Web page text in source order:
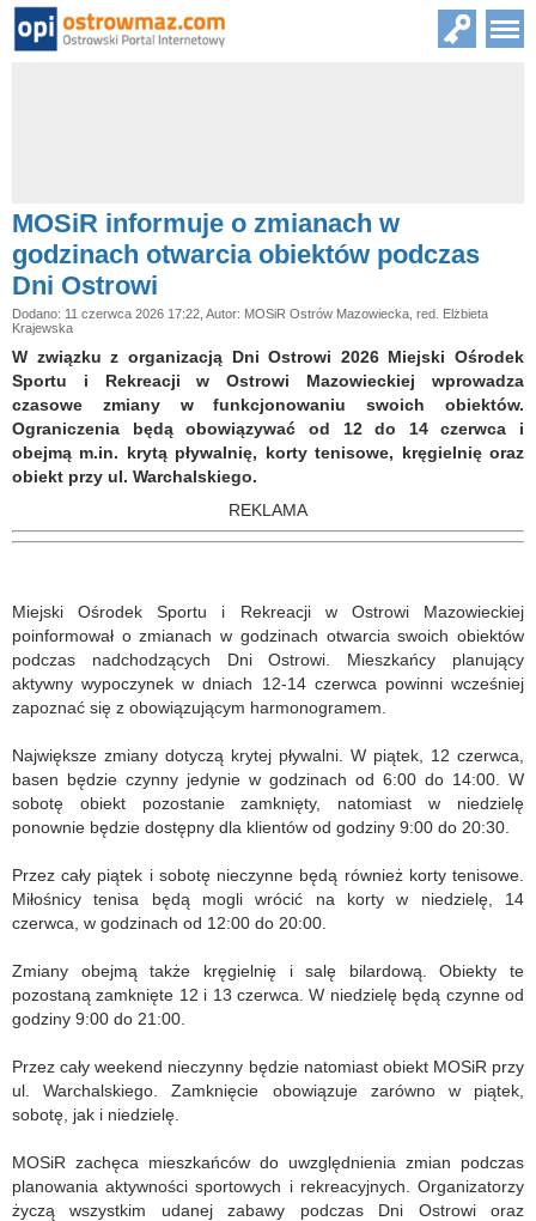
MOSiR informuje o zmianach w
godzinach otwarcia obiektów podczas
Dni Ostrowi
Dodano: 11 czerwca 2026 17:22, Autor: MOSiR Ostrów Mazowiecka, red. Elżbieta
Krajewska
W związku z organizacją Dni Ostrowi 2026 Miejski Ośrodek
Sportu i Rekreacji w Ostrowi Mazowieckiej wprowadza
czasowe zmiany w funkcjonowaniu swoich obiektów.
Ograniczenia będą obowiązywać od 12 do 14 czerwca i
obejmą m.in. krytą pływalnię, korty tenisowe, kręgielnię oraz
obiekt przy ul. Warchalskiego.
REKLAMA
Miejski Ośrodek Sportu i Rekreacji w Ostrowi Mazowieckiej
poinformował o zmianach w godzinach otwarcia swoich obiektów
podczas nadchodzących Dni Ostrowi. Mieszkańcy planujący
aktywny wypoczynek w dniach 12-14 czerwca powinni wcześniej
zapoznać się z obowiązującym harmonogramem.
Największe zmiany dotyczą krytej pływalni. W piątek, 12 czerwca,
basen będzie czynny jedynie w godzinach od 6:00 do 14:00. W
sobotę obiekt pozostanie zamknięty, natomiast w niedzielę
ponownie będzie dostępny dla klientów od godziny 9:00 do 20:30.
Przez cały piątek i sobotę nieczynne będą również korty tenisowe.
Miłośnicy tenisa będą mogli wrócić na korty w niedzielę, 14
czerwca, w godzinach od 12:00 do 20:00.
Zmiany obejmą także kręgielnię i salę bilardową. Obiekty te
pozostaną zamknięte 12 i 13 czerwca. W niedzielę będą czynne od
godziny 9:00 do 21:00.
Przez cały weekend nieczynny będzie natomiast obiekt MOSiR przy
ul. Warchalskiego. Zamknięcie obowiązuje zarówno w piątek,
sobotę, jak i niedzielę.
MOSiR zachęca mieszkańców do uwzględnienia zmian podczas
planowania aktywności sportowych i rekreacyjnych. Organizatorzy
życzą wszystkim udanej zabawy podczas Dni Ostrowi oraz